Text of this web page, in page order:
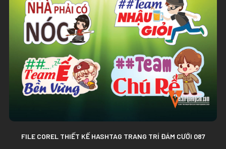
FILE COREL THIẾT KẾ HASHTAG TRANG TRÍ ĐÁM CƯỚI 087